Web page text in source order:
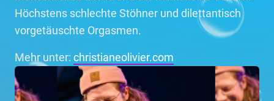
Höchstens schlechte Stöhner und dilettantisch
vorgetäuschte Orgasmen.
Mehr unter: christianeolivier.com